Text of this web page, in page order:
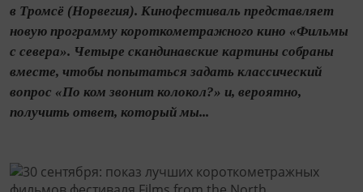
в Тромсё (Норвегия). Кинофестиваль представляет
новую программу короткометражного кино «Фильмы
с севера». Четыре скандинавские картины собраны
вместе, чтобы попытаться задать классический
вопрос «По ком звонит колокол?» и, вероятно,
получить ответ, который мы...